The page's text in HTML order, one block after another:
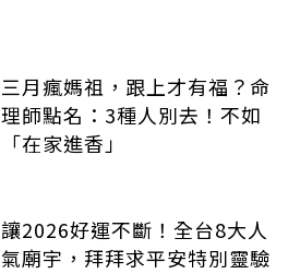
三月瘋媽祖，跟上才有福？命
理師點名：3種人別去！不如
「在家進香」
讓2026好運不斷！全台8大人
氣廟宇，拜拜求平安特別靈驗